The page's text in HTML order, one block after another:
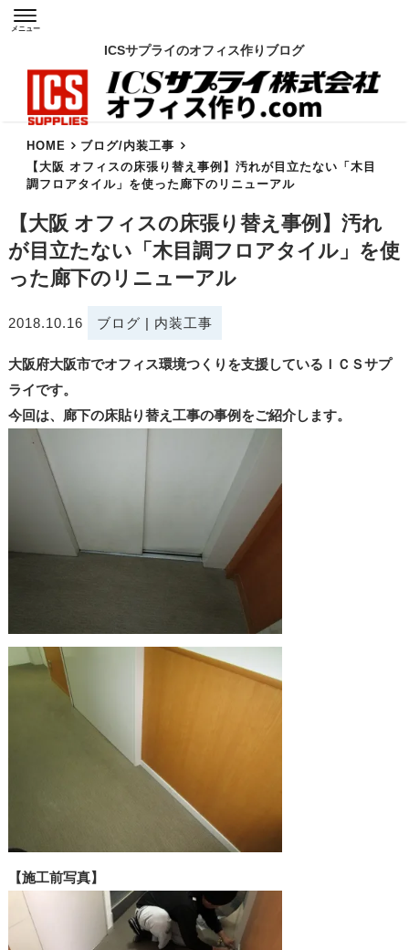
ICSサプライのオフィス作りブログ
メニュー
HOME ブログ/内装工事
【大阪 オフィスの床張り替え事例】汚れが目立たない「木目
調フロアタイル」を使った廊下のリニューアル
【大阪 オフィスの床張り替え事例】汚れ
が目立たない「木目調フロアタイル」を使
った廊下のリニューアル
2018.10.16 ブログ | 内装工事
大阪府大阪市でオフィス環境つくりを支援しているＩＣＳサプ
ライです。
今回は、廊下の床貼り替え工事の事例をご紹介します。
【施工前写真】